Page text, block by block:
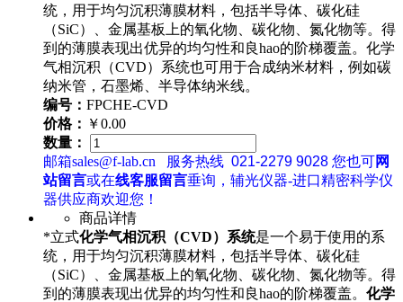
统，用于均匀沉积薄膜材料，包括半导体、碳化硅
（SiC）、金属基板上的氧化物、碳化物、氮化物等。得
到的薄膜表现出优异的均匀性和良hao的阶梯覆盖。化学
气相沉积（CVD）系统也可用于合成纳米材料，例如碳
纳米管，石墨烯、半导体纳米线。
编号： FPCHE-CVD
价格： ￥0.00
数量：
邮箱sales@f-lab.cn
服务热线 021-2279 9028 您也可网
站留言或在线客服留言垂询，辅光仪器-进口精密科学仪
器供应商欢迎您！
商品详情
*立式化学气相沉积（CVD）系统是一个易于使用的系
统，用于均匀沉积薄膜材料，包括半导体、碳化硅
（SiC）、金属基板上的氧化物、碳化物、氮化物等。得
到的薄膜表现出优异的均匀性和良hao的阶梯覆盖。 化学